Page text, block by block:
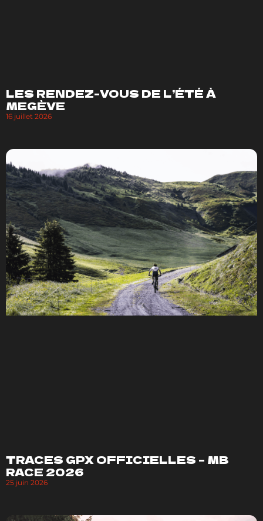
LES RENDEZ-VOUS DE L’ÉTÉ À
MEGÈVE
16 juillet 2026
TRACES GPX OFFICIELLES – MB
RACE 2026
25 juin 2026